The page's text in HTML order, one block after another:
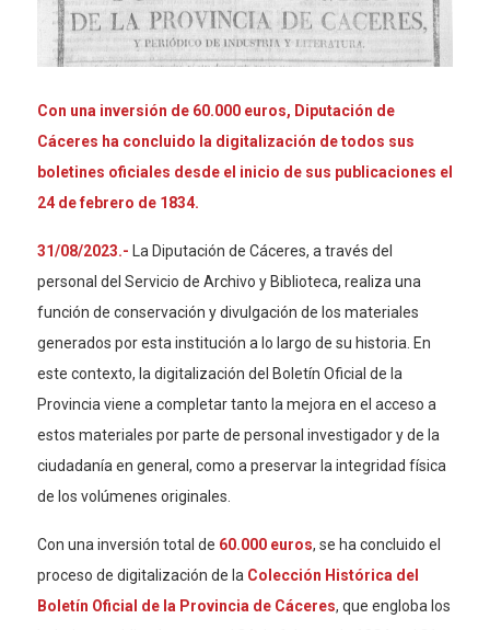
Con una inversión de 60.000 euros, Diputación de
Cáceres ha concluido la digitalización de todos sus
boletines oficiales desde el inicio de sus publicaciones el
24 de febrero de 1834.
31/08/2023.- La Diputación de Cáceres, a través del
personal del Servicio de Archivo y Biblioteca, realiza una
función de conservación y divulgación de los materiales
generados por esta institución a lo largo de su historia. En
este contexto, la digitalización del Boletín Oficial de la
Provincia viene a completar tanto la mejora en el acceso a
estos materiales por parte de personal investigador y de la
ciudadanía en general, como a preservar la integridad física
de los volúmenes originales.
Con una inversión total de 60.000 euros, se ha concluido el
proceso de digitalización de la Colección Histórica del
Boletín Oficial de la Provincia de Cáceres, que engloba los